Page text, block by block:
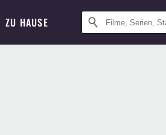
ZU HAUSE